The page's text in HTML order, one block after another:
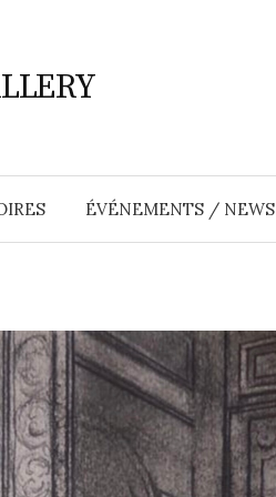
ÉVÉNEMENTS / NEWS